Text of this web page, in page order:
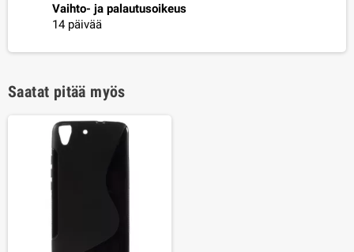
Vaihto- ja palautusoikeus
14 päivää
Saatat pitää myös